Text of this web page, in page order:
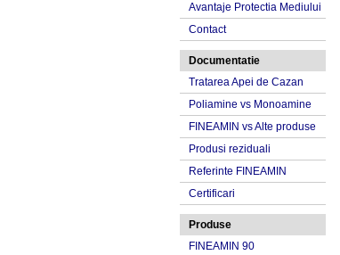
Avantaje Protectia Mediului
Contact
Documentatie
Tratarea Apei de Cazan
Poliamine vs Monoamine
FINEAMIN vs Alte produse
Produsi reziduali
Referinte FINEAMIN
Certificari
Produse
FINEAMIN 90